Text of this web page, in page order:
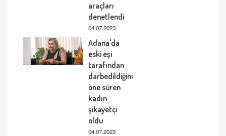
araçları
denetlendi
04.07.2023
Adana'da
eski eşi
tarafından
darbedildiğini
öne süren
kadın
şikayetçi
oldu
04.07.2023